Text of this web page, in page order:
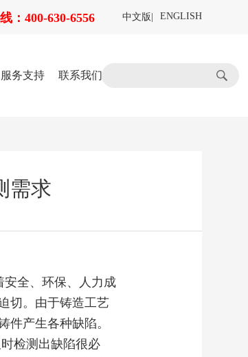
：400-630-6556 中文版 ENGLISH
服务支持 联系我们
需求
全、环保、人力成
切。由于铸造工艺
件产生各种缺陷。
检测出缺陷很必